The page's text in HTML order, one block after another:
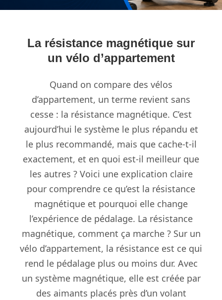
La résistance magnétique sur
un vélo d’appartement
Quand on compare des vélos
d’appartement, un terme revient sans
cesse : la résistance magnétique. C’est
aujourd’hui le système le plus répandu et
le plus recommandé, mais que cache-t-il
exactement, et en quoi est-il meilleur que
les autres ? Voici une explication claire
pour comprendre ce qu’est la résistance
magnétique et pourquoi elle change
l’expérience de pédalage. La résistance
magnétique, comment ça marche ? Sur un
vélo d’appartement, la résistance est ce qui
rend le pédalage plus ou moins dur. Avec
un système magnétique, elle est créée par
des aimants placés près d’un volant